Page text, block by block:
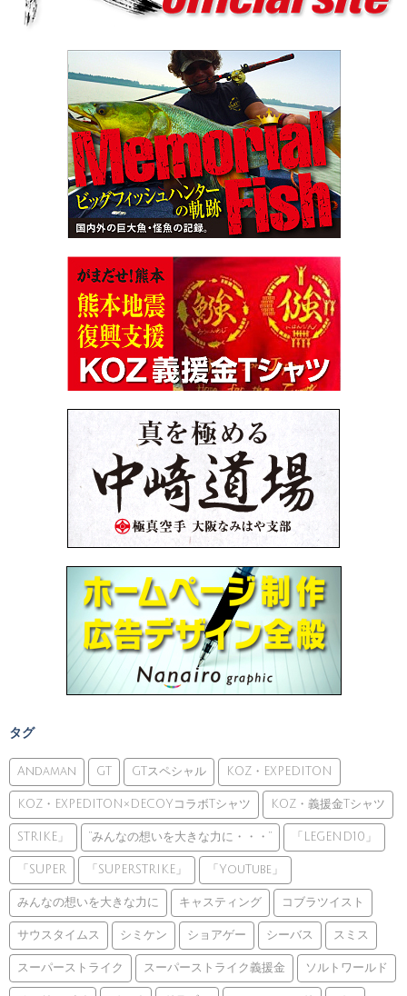
タグ
Andaman GT GTスペシャル KOZ・EXPEDITON
KOZ・EXPEDITON×DECOYコラボTシャツ KOZ・義援金Tシャツ
STRIKE」 ”みんなの想いを大きな力に・・・” 「LEGEND10」
「SUPER 「SUPERSTRIKE」 「YouTube」
みんなの想いを大きな力に キャスティング コブラツイスト
サウスタイムス シミケン ショアゲー シーバス スミス
スーパーストライク スーパーストライク義援金 ソルトワールド